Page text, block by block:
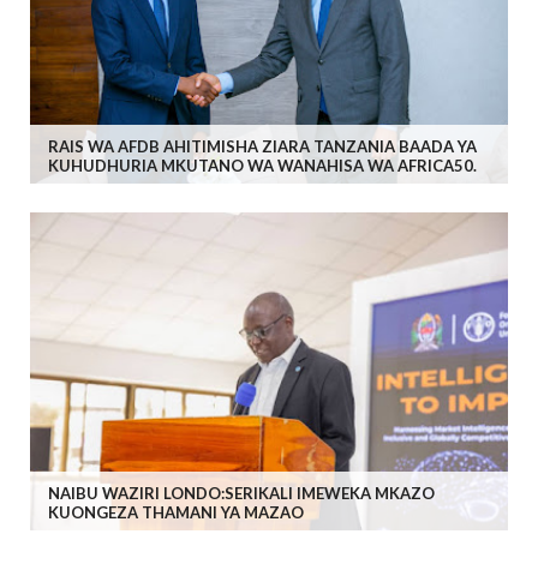
RAIS WA AFDB AHITIMISHA ZIARA TANZANIA BAADA YA
KUHUDHURIA MKUTANO WA WANAHISA WA AFRICA50.
NAIBU WAZIRI LONDO:SERIKALI IMEWEKA MKAZO
KUONGEZA THAMANI YA MAZAO